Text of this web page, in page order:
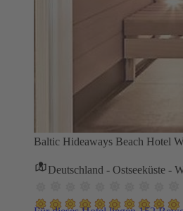
Baltic Hideaways Beach Hotel
Deutschland - Ostseeküste -